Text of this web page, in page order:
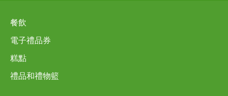
餐飲
電子禮品券
糕點
禮品和禮物籃